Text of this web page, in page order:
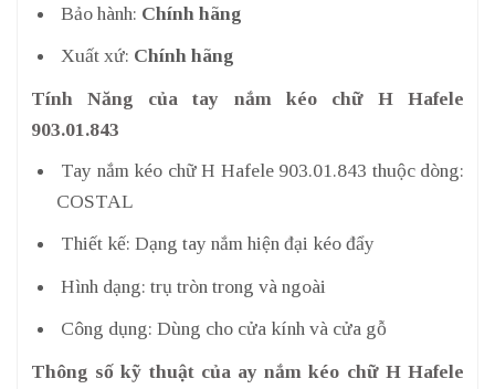
Bảo hành: Chính hãng
Xuất xứ: Chính hãng
Tính Năng của tay nắm kéo chữ H Hafele
903.01.843
Tay nắm kéo chữ H Hafele 903.01.843 thuộc dòng:
COSTAL
Thiết kế: Dạng tay nắm hiện đại kéo đẩy
Hình dạng: trụ tròn trong và ngoài
Công dụng: Dùng cho cửa kính và cửa gỗ
Thông số kỹ thuật của ay nắm kéo chữ H Hafele